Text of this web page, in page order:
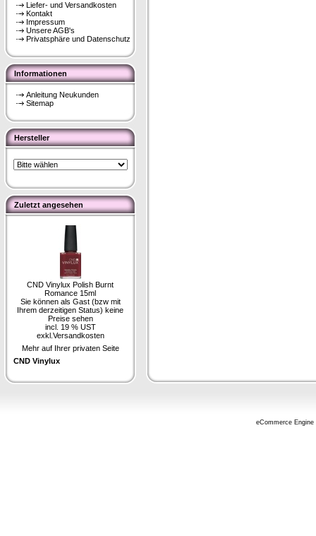
Liefer- und Versandkosten
Kontakt
Impressum
Unsere AGB's
Privatsphäre und Datenschutz
Informationen
Anleitung Neukunden
Sitemap
Hersteller
Zuletzt angesehen
CND Vinylux Polish Burnt
Romance 15ml
Sie können als Gast (bzw mit
Ihrem derzeitigen Status) keine
Preise sehen
incl. 19 % UST
exkl. Versandkosten
Mehr auf Ihrer privaten Seite
CND Vinylux
eCommerce